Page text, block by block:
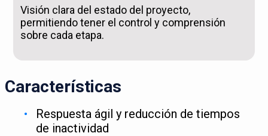
Visión clara del estado del proyecto,
permitiendo tener el control y comprensión
sobre cada etapa.
Características
Respuesta ágil y reducción de tiempos
de inactividad